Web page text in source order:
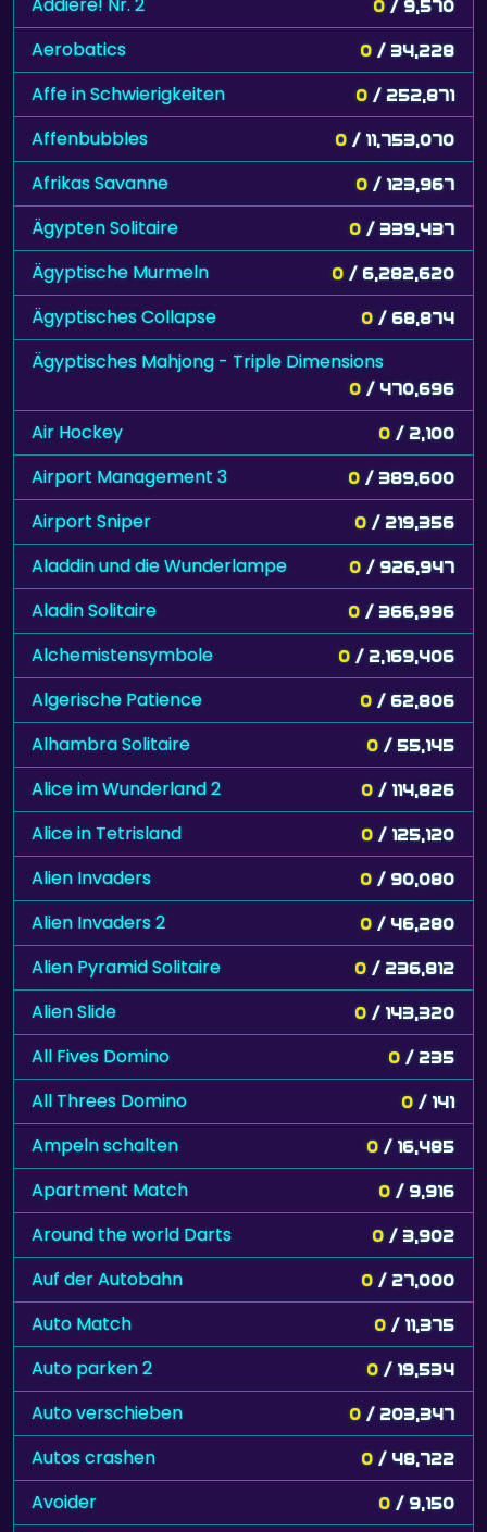
0 / 9,570
Aerobatics 0 / 34,228
Affe in Schwierigkeiten 0 / 252,871
Affenbubbles 0 / 11,753,070
Afrikas Savanne 0 / 123,967
Ägypten Solitaire 0 / 339,437
Ägyptische Murmeln 0 / 6,282,620
Ägyptisches Collapse 0 / 68,874
Ägyptisches Mahjong - Triple Dimensions
0 / 470,696
Air Hockey 0 / 2,100
Airport Management 3 0 / 389,600
Airport Sniper 0 / 219,356
Aladdin und die Wunderlampe 0 / 926,947
Aladin Solitaire 0 / 366,996
Alchemistensymbole 0 / 2,169,406
Algerische Patience 0 / 62,806
Alhambra Solitaire 0 / 55,145
Alice im Wunderland 2 0 / 114,826
Alice in Tetrisland 0 / 125,120
Alien Invaders 0 / 90,080
Alien Invaders 2 0 / 46,280
Alien Pyramid Solitaire 0 / 236,812
Alien Slide 0 / 143,320
All Fives Domino 0 / 235
All Threes Domino 0 / 141
Ampeln schalten 0 / 16,485
Apartment Match 0 / 9,916
Around the world Darts 0 / 3,902
Auf der Autobahn 0 / 27,000
Auto Match 0 / 11,375
Auto parken 2 0 / 19,534
Auto verschieben 0 / 203,347
Autos crashen 0 / 48,722
Avoider 0 / 9,150